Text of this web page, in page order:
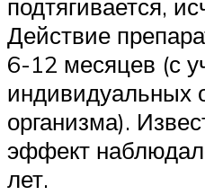
подтягивается,
Действие
6-12 месяцев (с
индивидуальных
организма).
эффект
лет.